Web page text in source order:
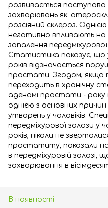
розвивається поступово
захворювань як:
розсіяний склероз.
негативно впливають на
запалення
Статистика показує, що
років відзначається
простати. Згодом, якщо
переходить в хронічну
аденомі простати - раку
однією з основних причин
утворень у чоловіків.
передміхурової залози у
років, ніколи не
простатиту, показали
в передміхуровій залозі,
захворювання в
В наявності